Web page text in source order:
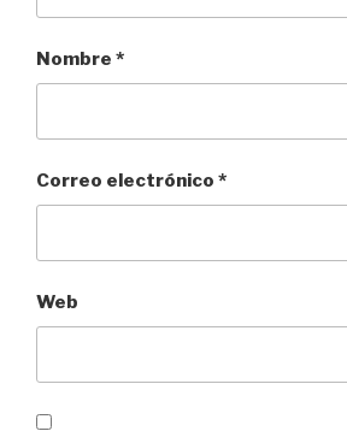
Nombre *
Correo electrónico *
Web